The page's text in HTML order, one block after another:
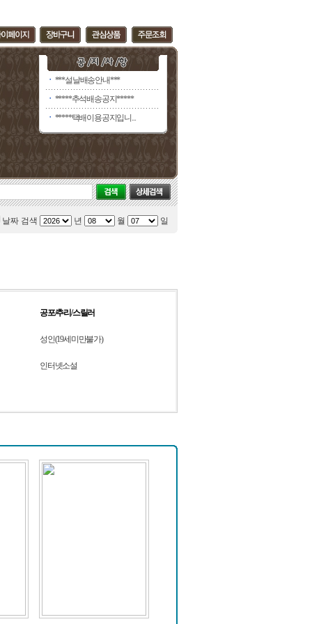
ㆍ ***설날배송안내***
ㆍ *****추석배송공지*****
ㆍ *****택배이용공지입니...
날짜 검색 년 월 일
공포/추리/스릴러
성인(19세미만불가)
인터넷소설